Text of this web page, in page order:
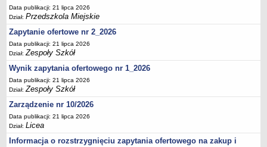
Data publikacji: 21 lipca 2026
Dział:Przedszkola Miejskie
Zapytanie ofertowe nr 2_2026
Data publikacji: 21 lipca 2026
Dział:Zespoły Szkół
Wynik zapytania ofertowego nr 1_2026
Data publikacji: 21 lipca 2026
Dział:Zespoły Szkół
Zarządzenie nr 10/2026
Data publikacji: 21 lipca 2026
Dział:Licea
Informacja o rozstrzygnięciu zapytania ofertowego na zakup i